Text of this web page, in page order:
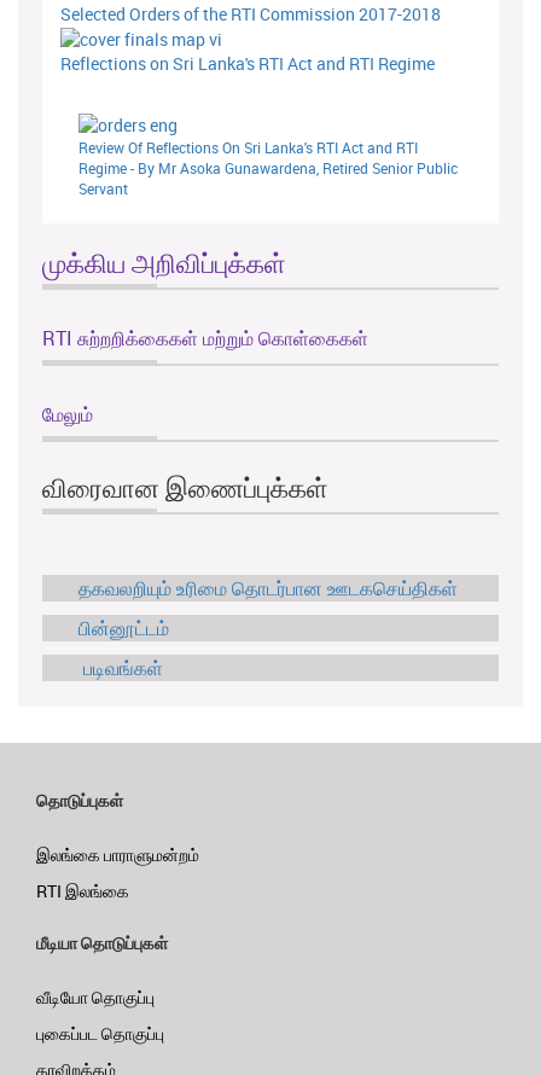
Selected Orders of the RTI Commission 2017-2018
Reflections on Sri Lanka's RTI Act and RTI Regime
Review Of Reflections On Sri Lanka's RTI Act and RTI
Regime - By Mr Asoka Gunawardena, Retired Senior Public
Servant
முக்கிய அறிவிப்புக்கள்
RTI சுற்றறிக்கைகள் மற்றும் கொள்கைகள்
மேலும்
விரைவான இணைப்புக்கள்
தகவலறியும் உரிமை தொடர்பான ஊடகசெய்திகள்
பின்னூட்டம்
படிவங்கள்
தொடுப்புகள்
இலங்கை பாராளுமன்றம்
RTI இலங்கை
மீடியா தொடுப்புகள்
வீடியோ தொகுப்பு
புகைப்பட தொகுப்பு
தரவிறக்கம்